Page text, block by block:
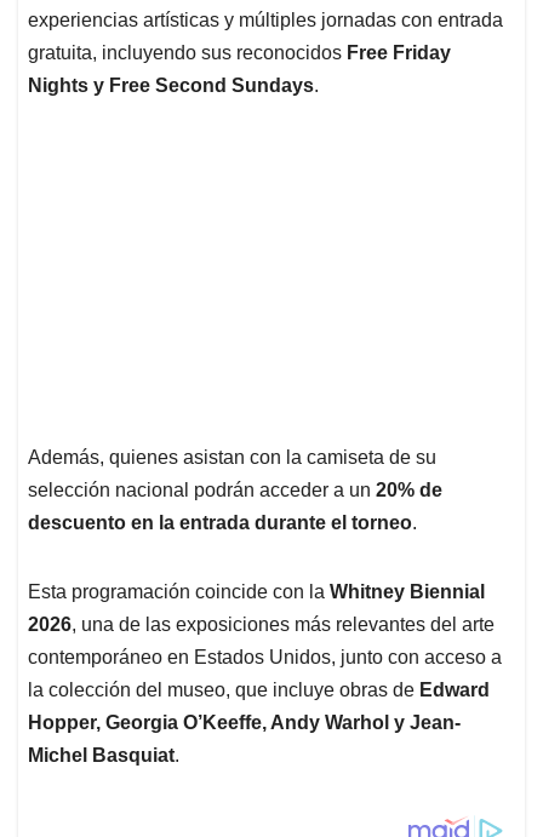
experiencias artísticas y múltiples jornadas con entrada
gratuita, incluyendo sus reconocidos Free Friday
Nights y Free Second Sundays.
Además, quienes asistan con la camiseta de su
selección nacional podrán acceder a un 20% de
descuento en la entrada durante el torneo.
Esta programación coincide con la Whitney Biennial
2026, una de las exposiciones más relevantes del arte
contemporáneo en Estados Unidos, junto con acceso a
la colección del museo, que incluye obras de Edward
Hopper, Georgia O’Keeffe, Andy Warhol y Jean-
Michel Basquiat.